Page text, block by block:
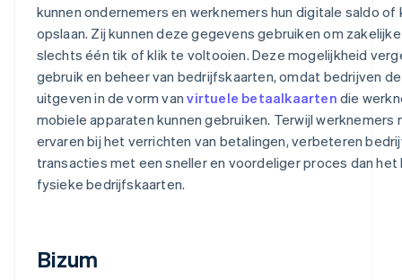
kunnen ondernemers en werknemers hun digitale saldo
opslaan. Zij kunnen deze gegevens gebruiken om
slechts één tik of klik te voltooien. Deze mogelijkheid
gebruik en beheer van bedrijfskaarten, omdat bedrijven
uitgeven in de vorm vanvirtuele betaalkaarten die
mobiele apparaten kunnen gebruiken. Terwijl werknemers
ervaren bij het verrichten van betalingen, verbeteren
transacties met een sneller en voordeliger proces dan het
fysieke bedrijfskaarten.
Bizum